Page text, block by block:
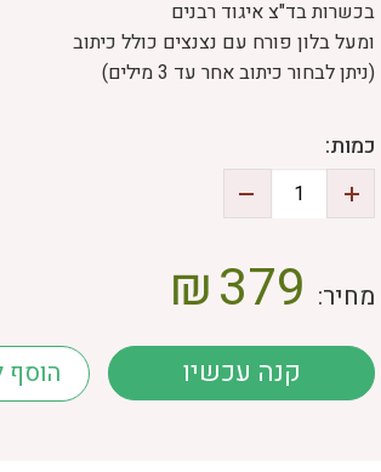
בכשרות בד"צ איגוד רבנים
ומעל בלון פורח עם נצנצים כולל כיתוב
(ניתן לבחור כיתוב אחר עד 3 מילים)
כמות:
מחיר: 379
₪
קנה עכשיו הוסף